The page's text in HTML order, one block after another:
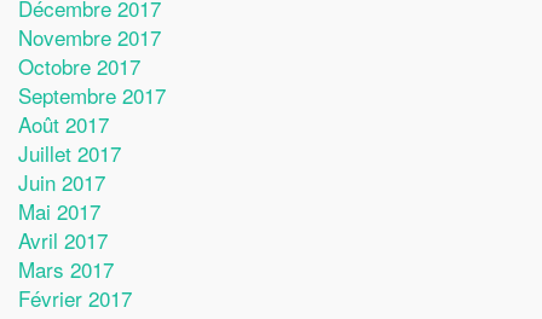
Décembre 2017
Novembre 2017
Octobre 2017
Septembre 2017
Août 2017
Juillet 2017
Juin 2017
Mai 2017
Avril 2017
Mars 2017
Février 2017